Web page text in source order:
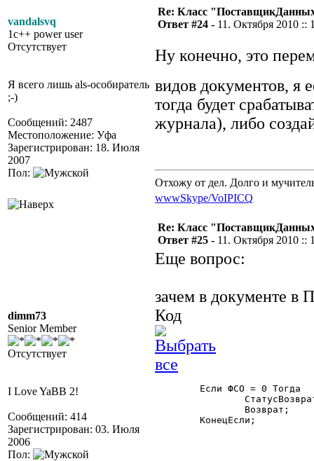
vandalsvq
1c++ power user
Отсутствует
Я всего лишь als-особиратель
;-)
Сообщений: 2487
Местоположение: Уфа
Зарегистрирован: 18. Июля
2007
Пол:
Re: Класс
Ответ #24 - 11. Октября 2010 ::
Ну конечно, это
видов документов, я
тогда будет
журнала), либо
Отхожу от дел. Долго и
wwwSkype/VoIPICQ
dimm73
Senior Member
Отсутствует
I Love YaBB 2!
Сообщений: 414
Зарегистрирован: 03. Июля
2006
Пол:
Re: Класс
Ответ #25 - 11. Октября 2010 ::
Еще вопрос:
зачем в документе в
Код